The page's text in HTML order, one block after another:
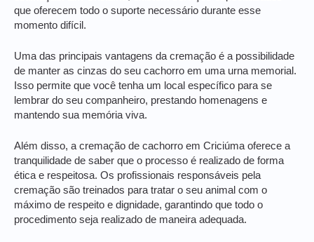
que oferecem todo o suporte necessário durante esse
momento difícil.
Uma das principais vantagens da cremação é a possibilidade
de manter as cinzas do seu cachorro em uma urna memorial.
Isso permite que você tenha um local específico para se
lembrar do seu companheiro, prestando homenagens e
mantendo sua memória viva.
Além disso, a cremação de cachorro em Criciúma oferece a
tranquilidade de saber que o processo é realizado de forma
ética e respeitosa. Os profissionais responsáveis pela
cremação são treinados para tratar o seu animal com o
máximo de respeito e dignidade, garantindo que todo o
procedimento seja realizado de maneira adequada.